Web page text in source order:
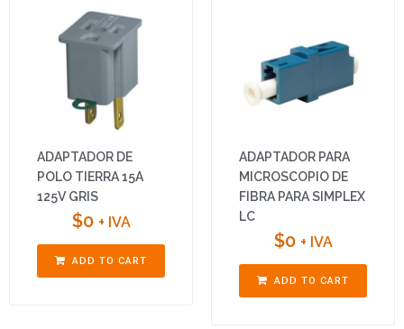
ADAPTADOR DE
POLO TIERRA 15A
125V GRIS
$0 + IVA
ADD TO CART
ADAPTADOR PARA
MICROSCOPIO DE
FIBRA PARA SIMPLEX
LC
$0 + IVA
ADD TO CART